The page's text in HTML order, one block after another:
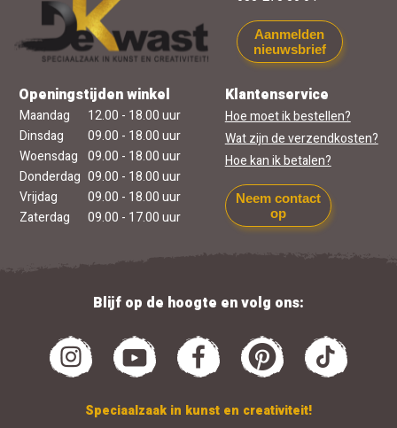
Aanmelden
nieuwsbrief
Openingstijden winkel
Maandag
12.00 - 18.00 uur
Dinsdag
09.00 - 18.00 uur
Woensdag 09.00 - 18.00 uur
Donderdag 09.00 - 18.00 uur
Vrijdag
09.00 - 18.00 uur
Zaterdag
09.00 - 17.00 uur
Klantenservice
Hoe moet ik bestellen?
Wat zijn de verzendkosten?
Hoe kan ik betalen?
Neem contact
op
Blijf op de hoogte en volg ons:
Speciaalzaak in kunst en creativiteit!